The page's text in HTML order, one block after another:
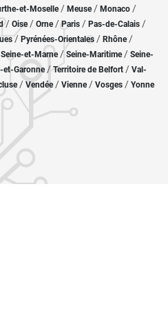
et-Moselle/ Meuse/ Monaco /
/ Oise / Orne/Paris / Pas-de-Calais /
/ Pyrénées-Orientales / Rhône/
Seine-et-Marne/ Seine-Maritime/ Seine-
et-Garonne/Territoire de Belfort / Val-
/ Vendée/ Vienne/ Vosges / Yonne